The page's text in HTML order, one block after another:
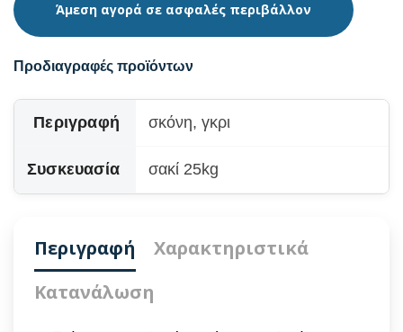
Άμεση αγορά σε ασφαλές περιβάλλον
Προδιαγραφές προϊόντων
Περιγραφή σκόνη, γκρι
Συσκευασία σακί 25kg
Περιγραφή
Χαρακτηριστικά
Κατανάλωση